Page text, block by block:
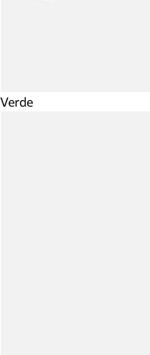
Verde